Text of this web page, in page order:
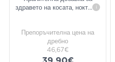
здравето на косата, нокт... i
Препоръчителна цена на
дребно
46,67€